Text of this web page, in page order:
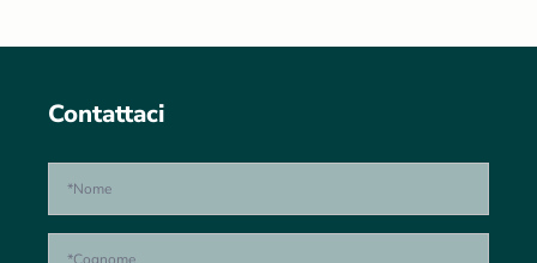
Contattaci